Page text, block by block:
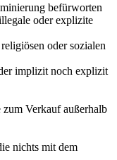
befürworten
oder explizite
oder sozialen
implizit noch explizit
Verkauf außerhalb
nichts mit dem